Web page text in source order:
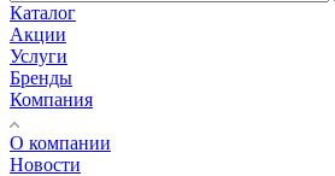
Каталог
Акции
Услуги
Бренды
Компания
О компании
Новости